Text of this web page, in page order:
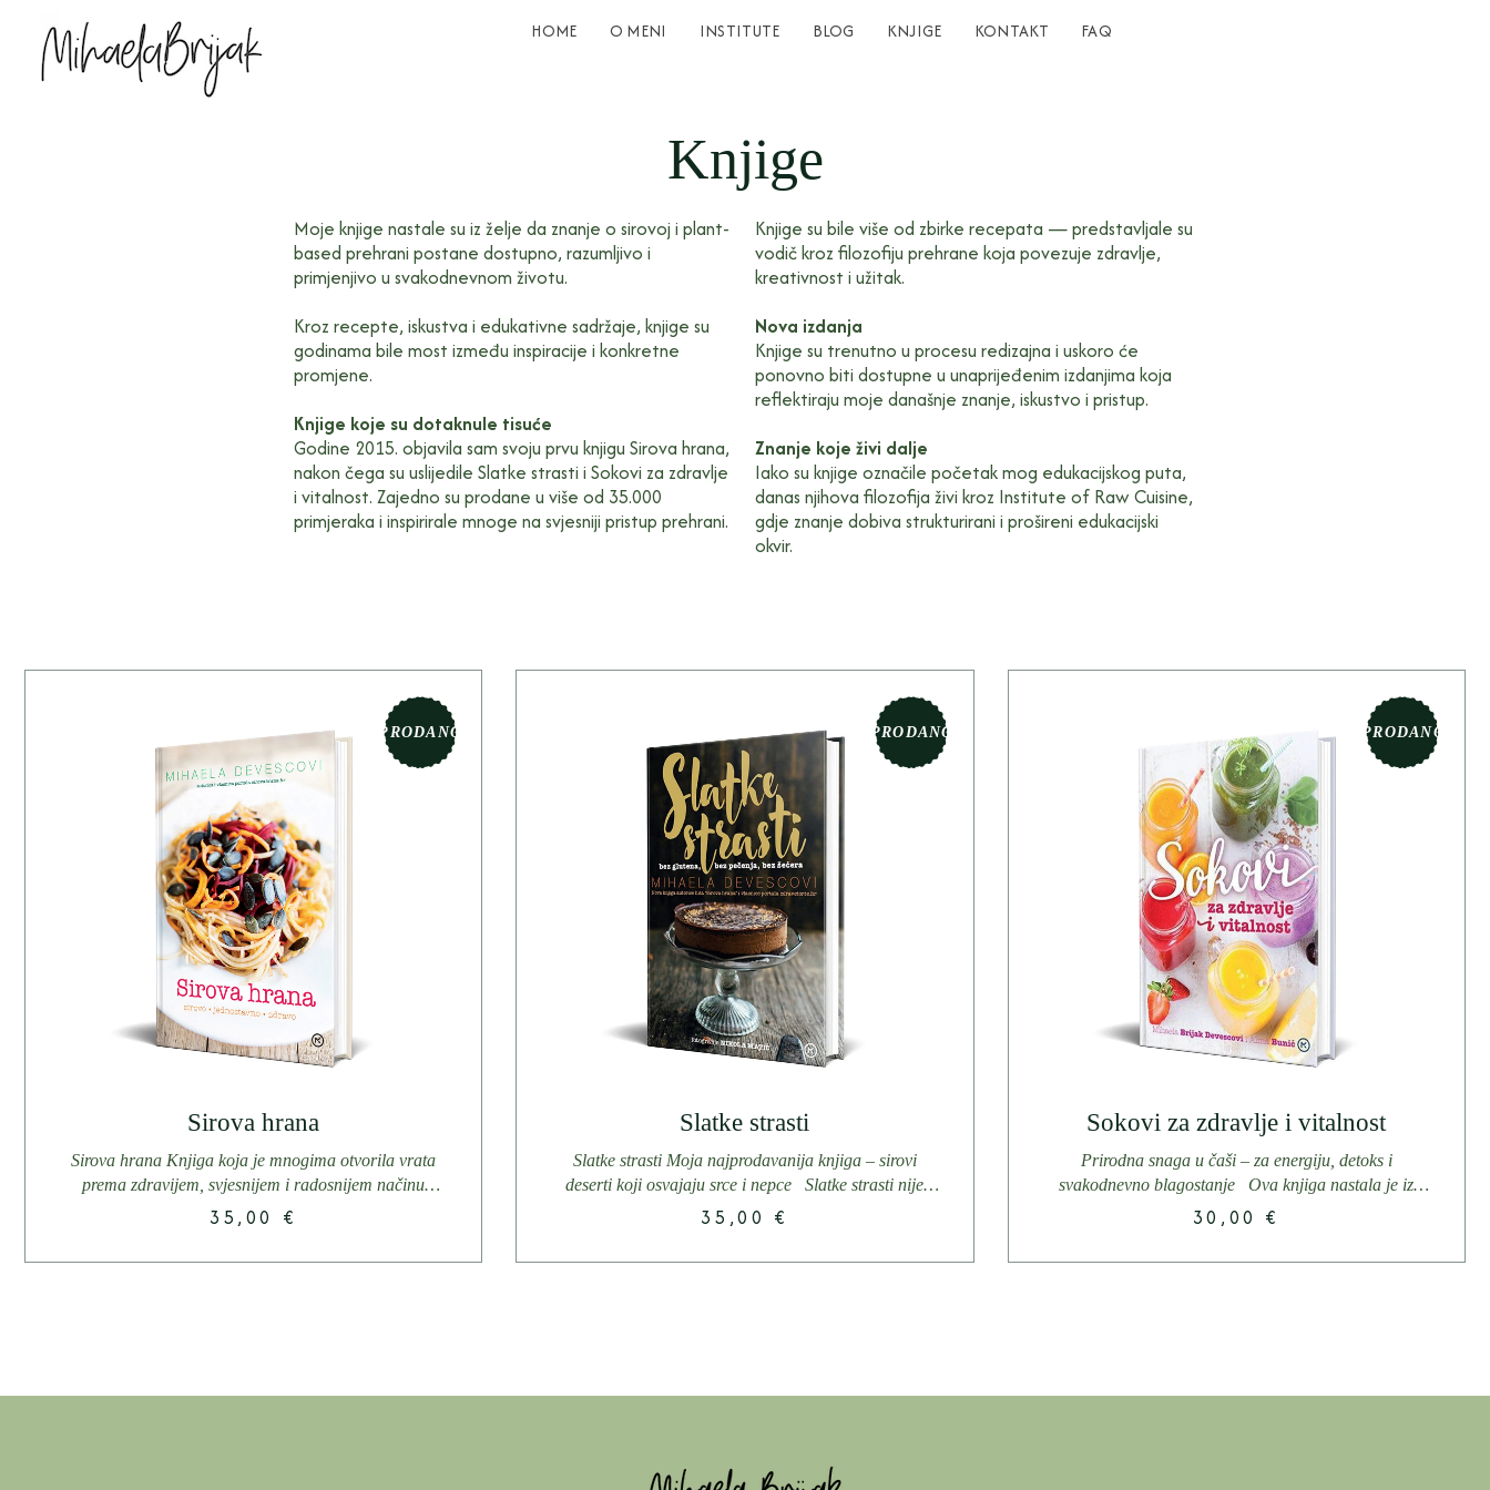
HOME O MENI INSTITUTE BLOG KNJIGE KONTAKT FAQ
Knjige
Moje knjige nastale su iz želje da znanje o sirovoj i plant-
based prehrani postane dostupno, razumljivo i
primjenjivo u svakodnevnom životu.
Kroz recepte, iskustva i edukativne sadržaje, knjige su
godinama bile most između inspiracije i konkretne
promjene.
Knjige koje su dotaknule tisuće
Godine 2015. objavila sam svoju prvu knjigu Sirova hrana,
nakon čega su uslijedile Slatke strasti i Sokovi za zdravlje
i vitalnost. Zajedno su prodane u više od 35.000
primjeraka i inspirirale mnoge na svjesniji pristup prehrani.
Knjige su bile više od zbirke recepata — predstavljale su
vodič kroz filozofiju prehrane koja povezuje zdravlje,
kreativnost i užitak.
Nova izdanja
Knjige su trenutno u procesu redizajna i uskoro će
ponovno biti dostupne u unaprijeđenim izdanjima koja
reflektiraju moje današnje znanje, iskustvo i pristup.
Znanje koje živi dalje
Iako su knjige označile početak mog edukacijskog puta,
danas njihova filozofija živi kroz Institute of Raw Cuisine,
gdje znanje dobiva strukturirani i prošireni edukacijski
okvir.
PRODANO
Sirova hrana
Sirova hrana Knjiga koja je mnogima otvorila vrata
prema zdravijem, svjesnijem i radosnijem načinu
života. Moja prva knjiga –...
35,00 €
PRODANO
Slatke strasti
Slatke strasti Moja najprodavanija knjiga – sirovi
deserti koji osvajaju srce i nepce Slatke strasti nije
samo kuharica –...
35,00 €
PRODANO
Sokovi za zdravlje i vitalnost
Prirodna snaga u čaši – za energiju, detoks i
svakodnevno blagostanje Ova knjiga nastala je iz
moje svakodnevne prakse...
30,00 €